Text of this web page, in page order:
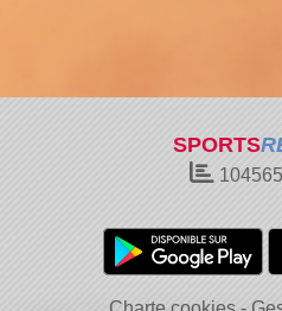
SPORTS
104565